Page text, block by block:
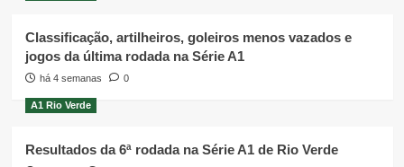
Classificação, artilheiros, goleiros menos vazados e
jogos da última rodada na Série A1
há 4 semanas 0
A1 Rio Verde
Resultados da 6ª rodada na Série A1 de Rio Verde